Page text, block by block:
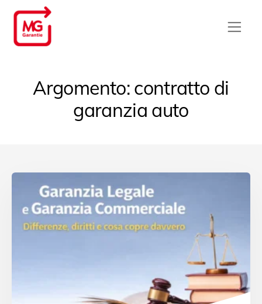
Argomento: contratto di
garanzia auto